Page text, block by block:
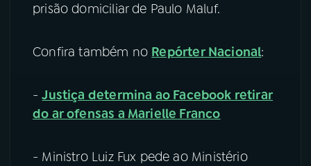
prisão domiciliar de Paulo Maluf.
Confira também no Repórter Nacional:
-Justiça determina ao Facebook retirar
do ar ofensas a Marielle Franco
- Ministro Luiz Fux pede ao Ministério